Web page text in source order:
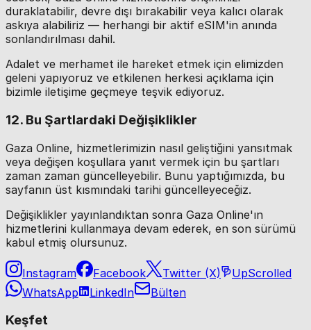
duraklatabilir, devre dışı bırakabilir veya kalıcı olarak
askıya alabiliriz — herhangi bir aktif eSIM'in anında
sonlandırılması dahil.
Adalet ve merhamet ile hareket etmek için elimizden
geleni yapıyoruz ve etkilenen herkesi açıklama için
bizimle iletişime geçmeye teşvik ediyoruz.
12. Bu Şartlardaki Değişiklikler
Gaza Online, hizmetlerimizin nasıl geliştiğini yansıtmak
veya değişen koşullara yanıt vermek için bu şartları
zaman zaman güncelleyebilir. Bunu yaptığımızda, bu
sayfanın üst kısmındaki tarihi güncelleyeceğiz.
Değişiklikler yayınlandıktan sonra Gaza Online'ın
hizmetlerini kullanmaya devam ederek, en son sürümü
kabul etmiş olursunuz.
Instagram Facebook Twitter (X)
UpScrolled
WhatsApp
LinkedIn Bülten
Keşfet